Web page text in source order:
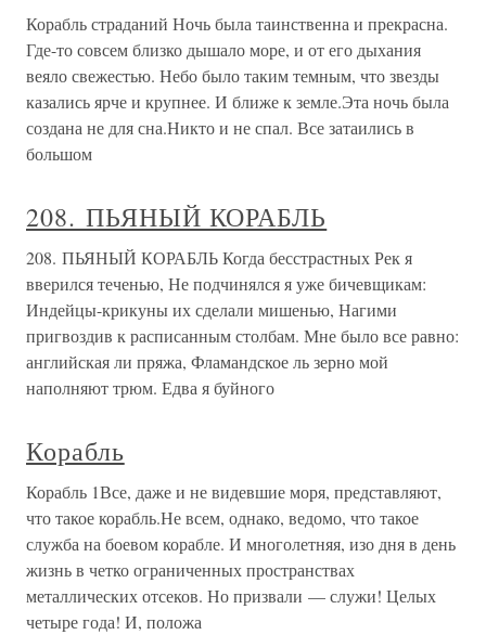
Корабль страданий Ночь была таинственна и прекрасна.
Где-то совсем близко дышало море, и от его дыхания
веяло свежестью. Небо было таким темным, что звезды
казались ярче и крупнее. И ближе к земле.Эта ночь была
создана не для сна.Никто и не спал. Все затаились в
большом
208. ПЬЯНЫЙ КОРАБЛЬ
208. ПЬЯНЫЙ КОРАБЛЬ Когда бесстрастных Рек я
вверился теченью, Не подчинялся я уже бичевщикам:
Индейцы-крикуны их сделали мишенью, Нагими
пригвоздив к расписанным столбам. Мне было все равно:
английская ли пряжа, Фламандское ль зерно мой
наполняют трюм. Едва я буйного
Корабль
Корабль 1Все, даже и не видевшие моря, представляют,
что такое корабль.Не всем, однако, ведомо, что такое
служба на боевом корабле. И многолетняя, изо дня в день
жизнь в четко ограниченных пространствах
металлических отсеков. Но призвали — служи! Целых
четыре года! И, положа